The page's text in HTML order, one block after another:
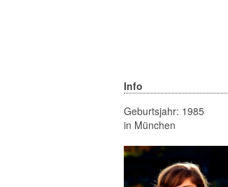
Info
Geburtsjahr: 1985
in München